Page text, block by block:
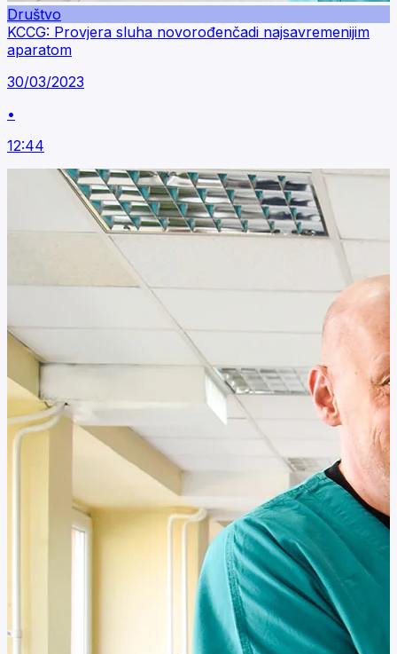
Društvo
KCCG: Provjera sluha novorođenčadi najsavremenijim
aparatom
30/03/2023
•
12:44